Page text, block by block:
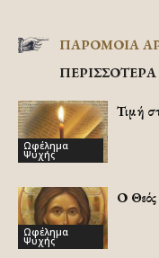
ΠΑΡΟΜΟΙΑ
Ωφέλημα
Ψυχής
Τιμή
Ωφέλημα
Ψυχής
Ο Θεός